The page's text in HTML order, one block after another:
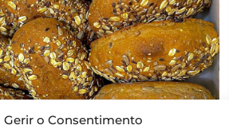
Gerir o Consentimento